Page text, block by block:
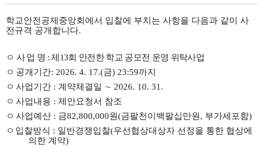
학교안전공제중앙회에서 입찰에 부치는 사항을 다음과 같이 사
전규격 공개합니다.
ㅇ 사 업 명 :제 13회 안전한 학교 공모전 운영 위탁사업
ㅇ 공개기간: 2026. 4. 17.(금) 23:59까지
ㅇ 사업기간 : 계약체결일 ∼ 2026. 10. 31.
ㅇ 사업내용 :제안요청서 참조
ㅇ 사업예산 : 금82,800,000원(금팔천이백팔십만원 , 부가세포함)
ㅇ 입찰방식 : 일반경쟁입찰(우선협상대상자 선정을 통한 협상에
의한 계약)